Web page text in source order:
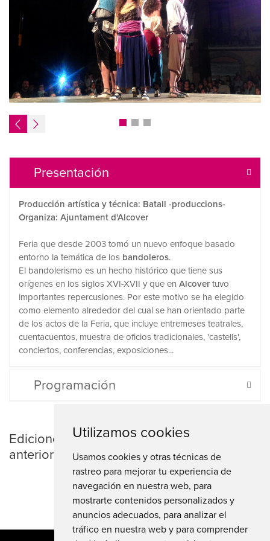
Utilizamos cookies
Usamos cookies y otras técnicas de
rastreo para mejorar tu experiencia de
navegación en nuestra web, para
mostrarte contenidos personalizados y
anuncios adecuados, para analizar el
tráfico en nuestra web y para comprender
Presentación
Producción artística y técnica: Batall -produccions-
Organiza: Ajuntament d'Alcover
Feria que desde 2003 tomó un nuevo enfoque basado
entorno la temática de los bandoleros.
El bandolerismo es un hecho histórico que tiene sus
orígenes en los siglos XVI-XVII y que en Alcover tuvo
importantes repercusiones. Por este motivo se ha elegido
como elemento alrededor del cual se han orientado parte
de los actos de la Feria, que incluye entremeses teatrales,
cuentacuentos, muestra de oficios tradicionales, 'castells',
conciertos, conferencias, exposiciones...
Programación
Ediciones
anteriores